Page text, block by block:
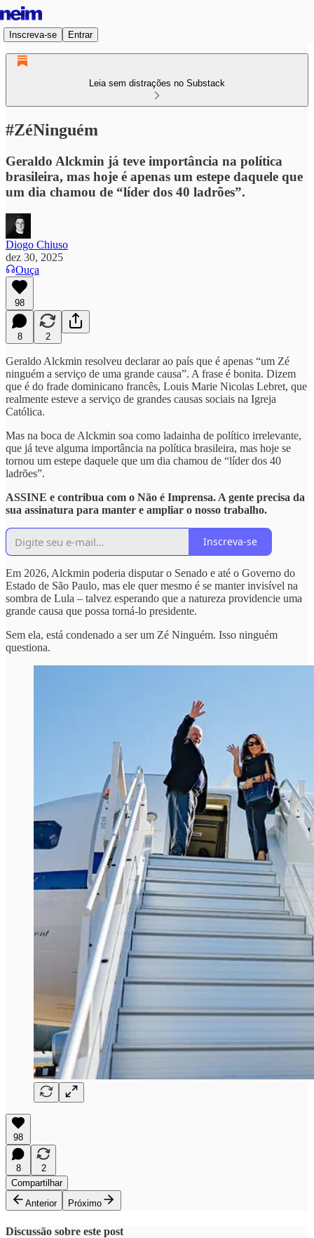
Inscreva-se Entrar
Leia sem distrações no Substack
#ZéNinguém
Geraldo Alckmin já teve importância na política
brasileira, mas hoje é apenas um estepe daquele que
um dia chamou de “líder dos 40 ladrões”.
Diogo Chiuso
dez 30, 2025
Ouça
98
8 2
Geraldo Alckmin resolveu declarar ao país que é apenas “um Zé
ninguém a serviço de uma grande causa”. A frase é bonita. Dizem
que é do frade dominicano francês, Louis Marie Nicolas Lebret, que
realmente esteve a serviço de grandes causas sociais na Igreja
Católica.
Mas na boca de Alckmin soa como ladainha de político irrelevante,
que já teve alguma importância na política brasileira, mas hoje se
tornou um estepe daquele que um dia chamou de “líder dos 40
ladrões”.
ASSINE e contribua com o Não é Imprensa. A gente precisa da
sua assinatura para manter e ampliar o nosso trabalho.
Inscreva-se
Em 2026, Alckmin poderia disputar o Senado e até o Governo do
Estado de São Paulo, mas ele quer mesmo é se manter invisível na
sombra de Lula – talvez esperando que a natureza providencie uma
grande causa que possa torná-lo presidente.
Sem ela, está condenado a ser um Zé Ninguém. Isso ninguém
questiona.
98
8
2
Compartilhar
Anterior
Próximo
Discussão sobre este post